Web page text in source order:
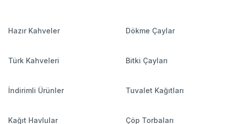
Hazır Kahveler Dökme Çaylar
Türk Kahveleri Bitki Çayları
İndirimli Ürünler Tuvalet Kağıtları
Kağıt Havlular Çöp Torbaları